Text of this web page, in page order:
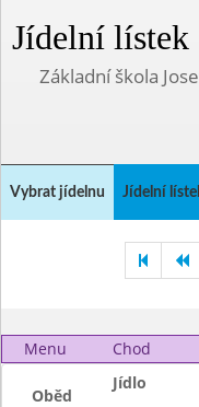
Jídelní lístek
Základní škola
Vybrat jídelnu Jídelní
Menu Chod
Oběd
Jídlo